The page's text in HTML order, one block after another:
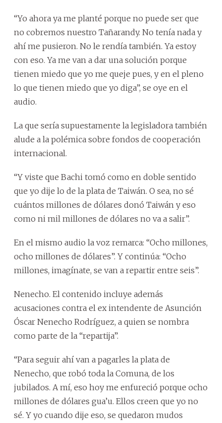
“Yo ahora ya me planté porque no puede ser que
no cobremos nuestro Tañarandy. No tenía nada y
ahí me pusieron. No le rendía también. Ya estoy
con eso. Ya me van a dar una solución porque
tienen miedo que yo me queje pues, y en el pleno
lo que tienen miedo que yo diga”, se oye en el
audio.
La que sería supuestamente la legisladora también
alude a la polémica sobre fondos de cooperación
internacional.
“Y viste que Bachi tomó como en doble sentido
que yo dije lo de la plata de Taiwán. O sea, no sé
cuántos millones de dólares donó Taiwán y eso
como ni mil millones de dólares no va a salir”.
En el mismo audio la voz remarca: “Ocho millones,
ocho millones de dólares”. Y continúa: “Ocho
millones, imagínate, se van a repartir entre seis”.
Nenecho. El contenido incluye además
acusaciones contra el ex intendente de Asunción
Óscar Nenecho Rodríguez, a quien se nombra
como parte de la “repartija”.
“Para seguir ahí van a pagarles la plata de
Nenecho, que robó toda la Comuna, de los
jubilados. A mí, eso hoy me enfureció porque ocho
millones de dólares gua’u. Ellos creen que yo no
sé. Y yo cuando dije eso, se quedaron mudos